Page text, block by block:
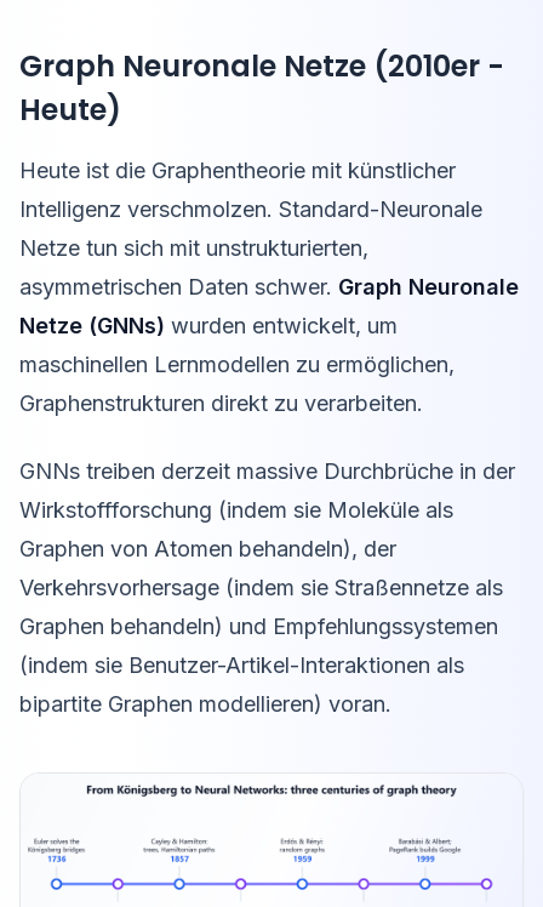
Graph Neuronale Netze (2010er -
Heute)
Heute ist die Graphentheorie mit künstlicher
Intelligenz verschmolzen. Standard-Neuronale
Netze tun sich mit unstrukturierten,
asymmetrischen Daten schwer. Graph Neuronale
Netze (GNNs) wurden entwickelt, um
maschinellen Lernmodellen zu ermöglichen,
Graphenstrukturen direkt zu verarbeiten.
GNNs treiben derzeit massive Durchbrüche in der
Wirkstoffforschung (indem sie Moleküle als
Graphen von Atomen behandeln), der
Verkehrsvorhersage (indem sie Straßennetze als
Graphen behandeln) und Empfehlungssystemen
(indem sie Benutzer-Artikel-Interaktionen als
bipartite Graphen modellieren) voran.